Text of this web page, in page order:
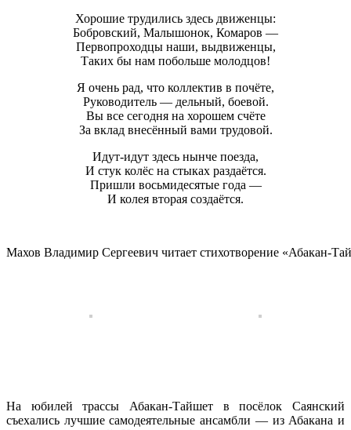
Хорошие трудились здесь движенцы:
Бобровский, Малышонок, Комаров —
Первопроходцы наши, выдвиженцы,
Таких бы нам побольше молодцов!
Я очень рад, что коллектив в почёте,
Руководитель — дельный, боевой.
Вы все сегодня на хорошем счёте
За вклад внесённый вами трудовой.
Идут-идут здесь нынче поезда,
И стук колёс на стыках раздаётся.
Пришли восьмидесятые года —
И колея вторая создаётся.
Махов Владимир Сергеевич читает стихотворение «Абакан-
На юбилей трассы Абакан-Тайшет в посёлок Саянский
съехались лучшие самодеятельные ансамбли — из Абакана и